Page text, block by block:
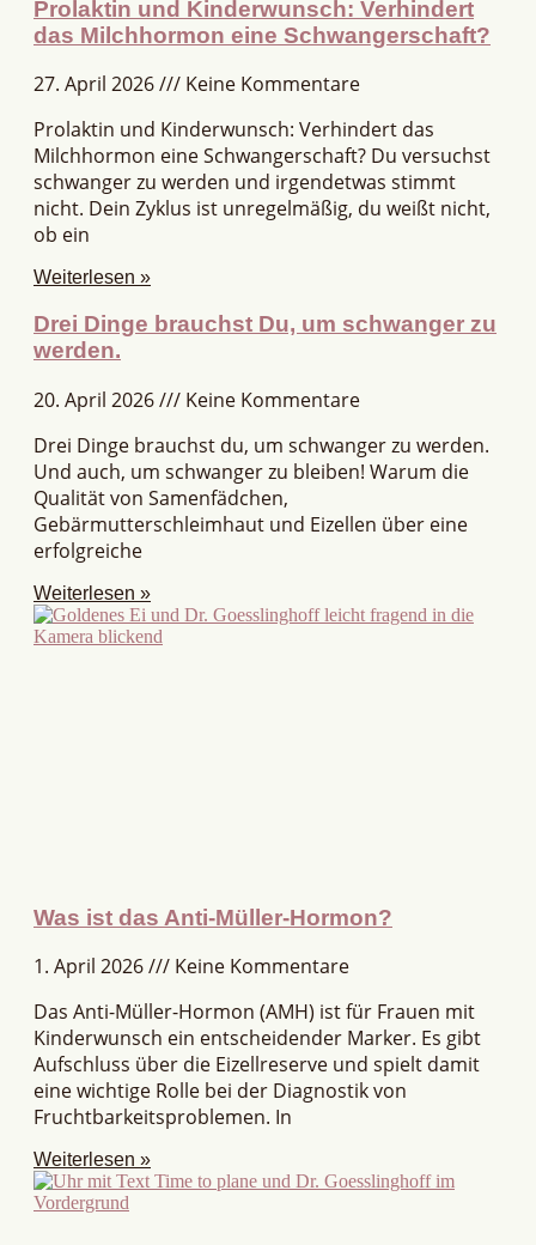
Prolaktin und Kinderwunsch: Verhindert
das Milchhormon eine Schwangerschaft?
27. April 2026
Keine Kommentare
Prolaktin und Kinderwunsch: Verhindert das
Milchhormon eine Schwangerschaft? Du versuchst
schwanger zu werden und irgendetwas stimmt
nicht. Dein Zyklus ist unregelmäßig, du weißt nicht,
ob ein
Weiterlesen »
Drei Dinge brauchst Du, um schwanger zu
werden.
20. April 2026
Keine Kommentare
Drei Dinge brauchst du, um schwanger zu werden.
Und auch, um schwanger zu bleiben! Warum die
Qualität von Samenfädchen,
Gebärmutterschleimhaut und Eizellen über eine
erfolgreiche
Weiterlesen »
Was ist das Anti-Müller-Hormon?
1. April 2026
Keine Kommentare
Das Anti-Müller-Hormon (AMH) ist für Frauen mit
Kinderwunsch ein entscheidender Marker. Es gibt
Aufschluss über die Eizellreserve und spielt damit
eine wichtige Rolle bei der Diagnostik von
Fruchtbarkeitsproblemen. In
Weiterlesen »